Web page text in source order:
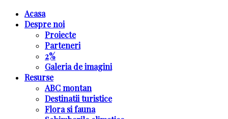
Acasa
Despre noi
Proiecte
Parteneri
2%
Galeria de imagini
Resurse
ABC montan
Destinatii turistice
Flora si fauna